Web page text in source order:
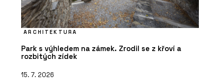
ARCHITEKTURA
Park s výhledem na zámek. Zrodil se z křoví a
rozbitých zídek
15. 7. 2026